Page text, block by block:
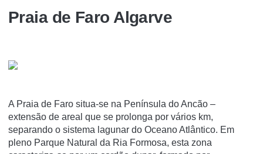
Praia de Faro Algarve
A Praia de Faro situa-se na Península do Ancão –
extensão de areal que se prolonga por vários km,
separando o sistema lagunar do Oceano Atlântico. Em
pleno Parque Natural da Ria Formosa, esta zona